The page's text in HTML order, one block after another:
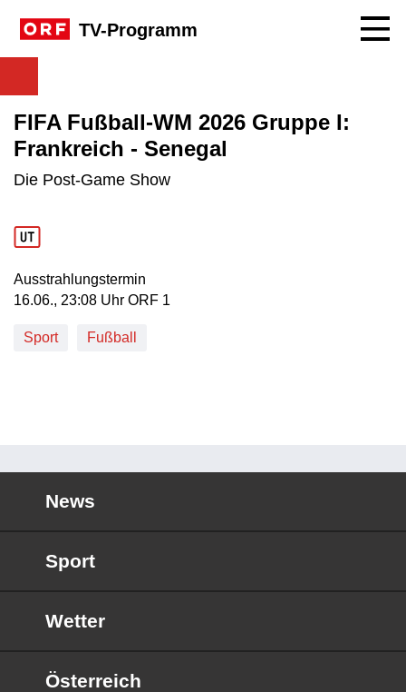
TV-Programm
FIFA Fußball-WM 2026 Gruppe I:
Frankreich - Senegal
Die Post-Game Show
Ausstrahlungstermin
16. Juni, 23:08 Uhr in ORF 1
16.06., 23:08 Uhr ORF 1
Sport Fußball
News
Sport
Wetter
Österreich